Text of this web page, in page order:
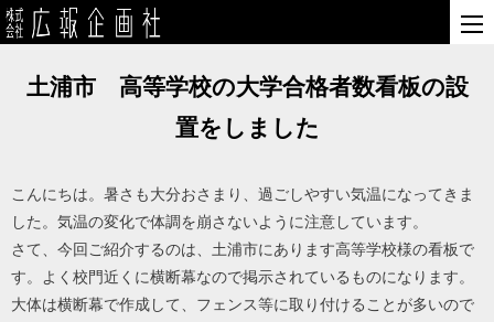
土浦市 高等学校の大学合格者数看板の設
置をしました
こんにちは。暑さも大分おさまり、過ごしやすい気温になってきま
した。気温の変化で体調を崩さないように注意しています。
さて、今回ご紹介するのは、土浦市にあります高等学校様の看板で
す。よく校門近くに横断幕なので掲示されているものになります。
大体は横断幕で作成して、フェンス等に取り付けることが多いので